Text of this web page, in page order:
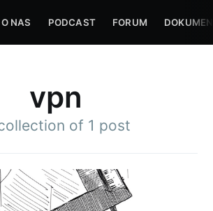
O NAS PODCAST FORUM
vpn
of 1 post